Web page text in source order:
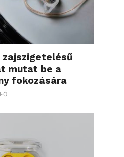
zajszigetelésű
mutat be a
fokozására